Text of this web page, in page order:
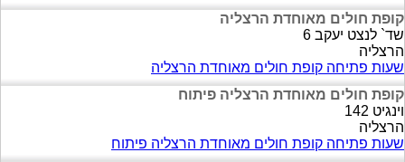
קופת חולים מאוחדת הרצליה
שד` לנצט יעקב 6
הרצליה
שעות פתיחה קופת חולים מאוחדת הרצליה
קופת חולים מאוחדת הרצליה פיתוח
וינגיט 142
הרצליה
שעות פתיחה קופת חולים מאוחדת הרצליה פיתוח